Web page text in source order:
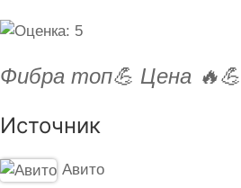
Фибра топ💪 Цена 🔥💪
Источник
Авито